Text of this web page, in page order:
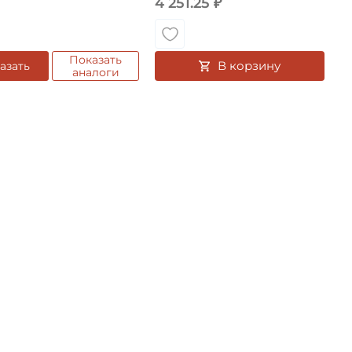
Показать
аналоги
В корзину